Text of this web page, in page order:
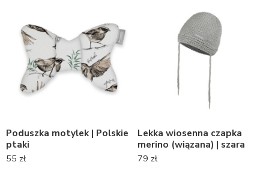
Poduszka motylek | Polskie
ptaki
55 zł
Lekka wiosenna czapka
merino (wiązana) | szara
79 zł